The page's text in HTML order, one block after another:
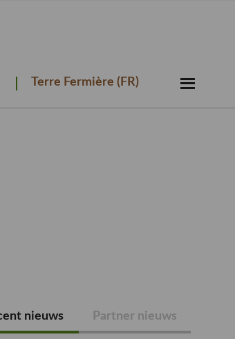
Terre Fermière (FR) Zoek
nieuws Partner nieuws